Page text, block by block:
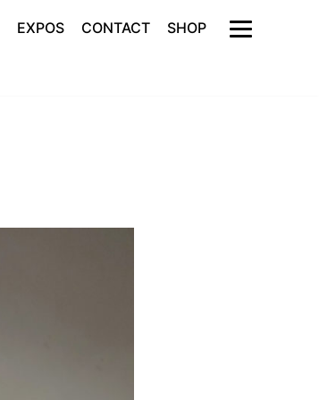
EXPOS CONTACT SHOP